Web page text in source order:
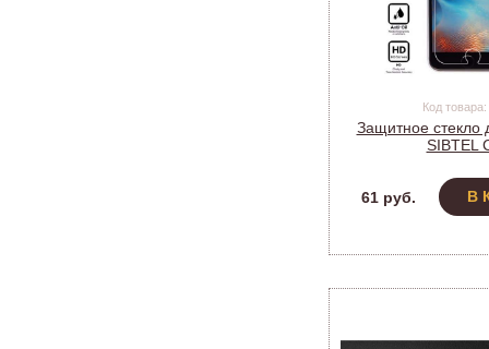
Код
Защитное стекло
SIBTEL
61 руб. В